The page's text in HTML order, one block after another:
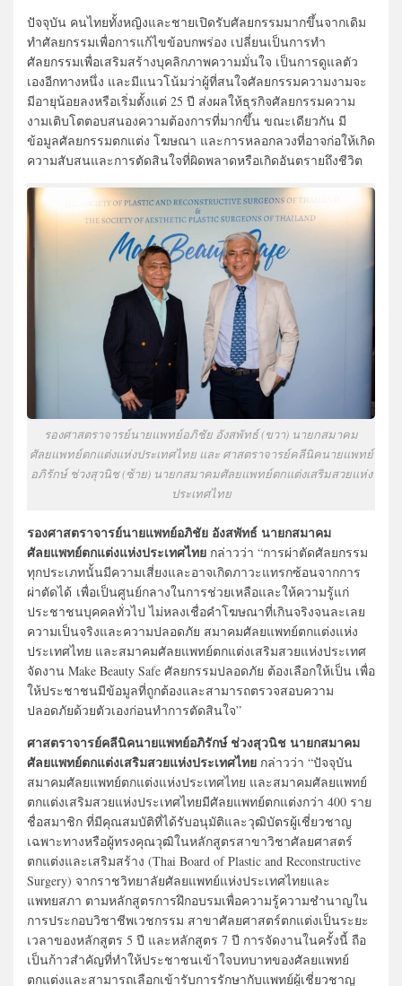
ปัจจุบัน คนไทยทั้งหญิงและชายเปิดรับศัลยกรรมมากขึ้นจากเดิม
ทำศัลยกรรมเพื่อการแก้ไขข้อบกพร่อง เปลี่ยนเป็นการทำ
ศัลยกรรมเพื่อเสริมสร้างบุคลิกภาพความมั่นใจ เป็นการดูแลตัว
เองอีกทางหนึ่ง และมีแนวโน้มว่าผู้ที่สนใจศัลยกรรมความงามจะ
มีอายุน้อยลงหรือเริ่มตั้งแต่ 25 ปี ส่งผลให้ธุรกิจศัลยกรรมความ
งามเติบโตตอบสนองความต้องการที่มากขึ้น ขณะเดียวกัน มี
ข้อมูลศัลยกรรมตกแต่ง โฆษณา และการหลอกลวงที่อาจก่อให้เกิด
ความสับสนและการตัดสินใจที่ผิดพลาดหรือเกิดอันตรายถึงชีวิต
รองศาสตราจารย์นายแพทย์อภิชัย อังสพัทธ์ (ขวา) นายกสมาคม
ศัลยแพทย์ตกแต่งแห่งประเทศไทย และ ศาสตราจารย์คลีนิคนายแพทย์
อภิรักษ์ ช่วงสุวนิช (ซ้าย) นายกสมาคมศัลยแพทย์ตกแต่งเสริมสวยแห่ง
ประเทศไทย
รองศาสตราจารย์นายแพทย์อภิชัย อังสพัทธ์ นายกสมาคม
ศัลยแพทย์ตกแต่งแห่งประเทศไทย กล่าวว่า “การผ่าตัดศัลยกรรม
ทุกประเภทนั้นมีความเสี่ยงและอาจเกิดภาวะแทรกซ้อนจากการ
ผ่าตัดได้ เพื่อเป็นศูนย์กลางในการช่วยเหลือและให้ความรู้แก่
ประชาชนบุคคลทั่วไป ไม่หลงเชื่อคำโฆษณาที่เกินจริงจนละเลย
ความเป็นจริงและความปลอดภัย สมาคมศัลยแพทย์ตกแต่งแห่ง
ประเทศไทย และสมาคมศัลยแพทย์ตกแต่งเสริมสวยแห่งประเทศ
จัดงาน Make Beauty Safe ศัลยกรรมปลอดภัย ต้องเลือกให้เป็น เพื่อ
ให้ประชาชนมีข้อมูลที่ถูกต้องและสามารถตรวจสอบความ
ปลอดภัยด้วยตัวเองก่อนทำการตัดสินใจ”
ศาสตราจารย์คลีนิคนายแพทย์อภิรักษ์ ช่วงสุวนิช นายกสมาคม
ศัลยแพทย์ตกแต่งเสริมสวยแห่งประเทศไทย กล่าวว่า “ปัจจุบัน
สมาคมศัลยแพทย์ตกแต่งแห่งประเทศไทย และสมาคมศัลยแพทย์
ตกแต่งเสริมสวยแห่งประเทศไทยมีศัลยแพทย์ตกแต่งกว่า 400 ราย
ชื่อสมาชิก ที่มีคุณสมบัติที่ได้รับอนุมัติและวุฒิบัตรผู้เชี่ยวชาญ
เฉพาะทางหรือผู้ทรงคุณวุฒิในหลักสูตรสาขาวิชาศัลยศาสตร์
ตกแต่งและเสริมสร้าง (Thai Board of Plastic and Reconstructive
Surgery) จากราชวิทยาลัยศัลยแพทย์แห่งประเทศไทยและ
แพทยสภา ตามหลักสูตรการฝึกอบรมเพื่อความรู้ความชำนาญใน
การประกอบวิชาชีพเวชกรรม สาขาศัลยศาสตร์ตกแต่งเป็นระยะ
เวลาของหลักสูตร 5 ปี และหลักสูตร 7 ปี การจัดงานในครั้งนี้ ถือ
เป็นก้าวสำคัญที่ทำให้ประชาชนเข้าใจบทบาทของศัลยแพทย์
ตกแต่งและสามารถเลือกเข้ารับการรักษากับแพทย์ผู้เชี่ยวชาญ